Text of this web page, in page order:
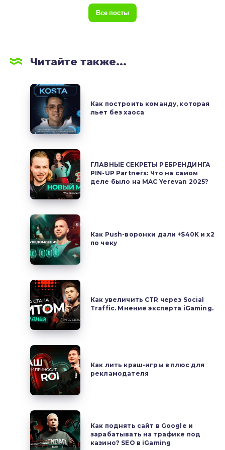
Все посты
Читайте также...
Как
построить
команду,
которая
льет
без
хаоса
Как построить команду, которая
льет без хаоса
ГЛАВНЫЕ
СЕКРЕТЫ
РЕБРЕНДИНГА
PIN-
UP
Partners:
Что
на
самом
деле
было
на
MAC
Yerevan
2025?
ГЛАВНЫЕ СЕКРЕТЫ РЕБРЕНДИНГА
PIN-UP Partners: Что на самом
деле было на MAC Yerevan 2025?
Как
Push-
воронки
дали
+$40K
и
x2
по
чекy
Как Push-воронки дали +$40K и x2
по чекy
Как
увеличить
CTR
через
Social
Traffic.
Мнение
эксперта
iGaming.
Как увеличить CTR через Social
Traffic. Мнение эксперта iGaming.
Как
лить
краш-
игры
плюс
для
рекламодателя
Как лить краш-игры в плюс для
рекламодателя
Как
поднять
сайт
Как поднять сайт в Google и
зарабатывать на трафике под
казино? SEO в iGaming